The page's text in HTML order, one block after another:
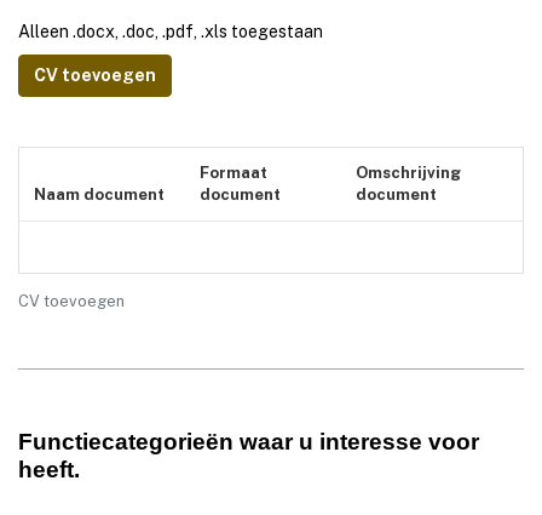
Alleen .docx, .doc, .pdf, .xls toegestaan
CV toevoegen
CV toevoegen
Naam document
Formaat
document
Omschrijving
document
Functiecategorieën waar u interesse voor
heeft.